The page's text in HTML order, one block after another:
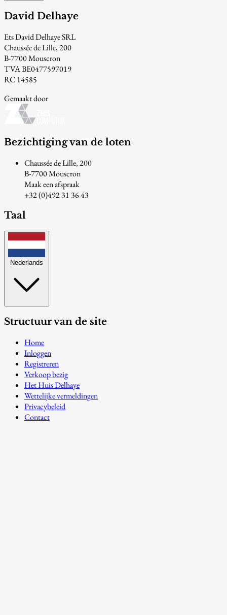
David Delhaye
Ets David Delhaye SRL
Chaussée de Lille, 200
B-7700 Mouscron
TVA BE0477597019
RC 14585
Gemaakt door
Bezichtiging van de loten
Chaussée de Lille, 200
B-7700 Mouscron
Maak een afspraak
+32 (0)492 31 36 43
Taal
Nederlands
Structuur van de site
Home
Inloggen
Registreren
Verkoop bezig
Het Huis Delhaye
Wettelijke vermeldingen
Privacybeleid
Contact